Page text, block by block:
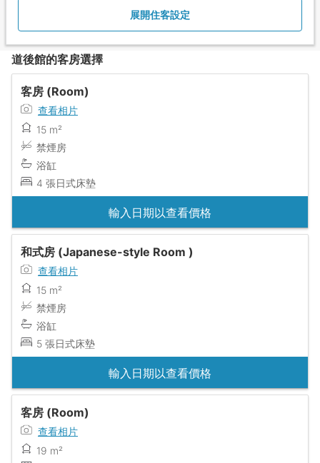
展開住客設定
道後館的客房選擇
客房 (Room)
查看相片
15 m²
禁煙房
浴缸
4 張日式床墊
輸入日期以查看價格
和式房 (Japanese-style Room )
查看相片
15 m²
禁煙房
浴缸
5 張日式床墊
輸入日期以查看價格
客房 (Room)
查看相片
19 m²